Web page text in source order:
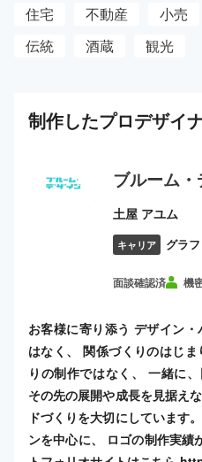
住宅 不動産 小売
伝統
酒蔵 観光
制作したプロデザイ
ブルーム
土屋 アユム
キャリア グラ
面談確認済 機
お客様に寄り添う デザイン
はなく、 関係づくりのはじ
りの制作ではなく、 一緒に
その先の展開や成長を見据え
ドづくりを大切にしています
ンを中心に、 ロゴの制作実績